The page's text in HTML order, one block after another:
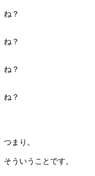
ね？
ね？
ね？
ね？
つまり。
そういうことです。